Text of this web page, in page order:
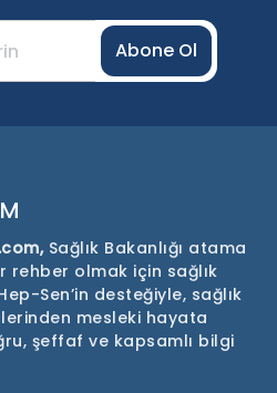
Abone Ol
Sağlık Bakanlığı atama
rehber olmak için sağlık
Sen’in desteğiyle, sağlık
mesleki hayata
şeffaf ve kapsamlı bilgi